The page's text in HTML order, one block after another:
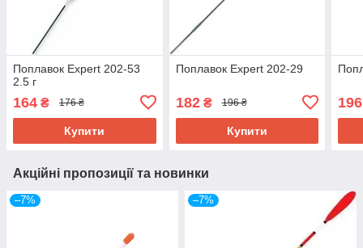
Поплавок Expert 202-53
2.5 г
164 ₴ 176 ₴
Купити
Поплавок Expert 202-29
182₴ 196 ₴
Купити
196
Акційні пропозиції та новинки
–7% –7%